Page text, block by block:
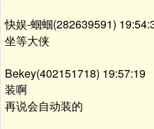
快娱-蝈蝈(282639591)
坐等大侠
Bekey(402151718) 19:57:19
装啊
再说会自动装的